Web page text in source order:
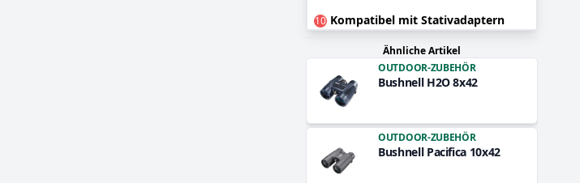
10 Kompatibel mit Stativadaptern
Ähnliche Artikel
OUTDOOR-ZUBEHÖR
Bushnell H2O 8x42
OUTDOOR-ZUBEHÖR
Bushnell Pacifica 10x42